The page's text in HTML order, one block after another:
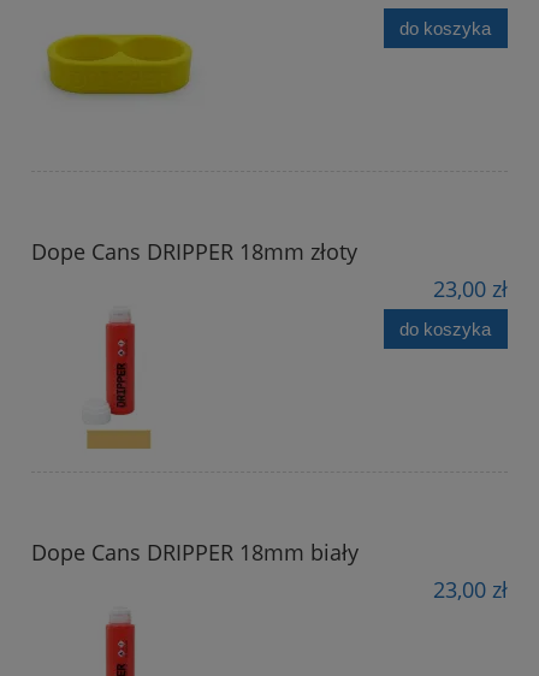
do koszyka
Dope Cans DRIPPER 18mm złoty
23,00 zł
do koszyka
Dope Cans DRIPPER 18mm biały
23,00 zł